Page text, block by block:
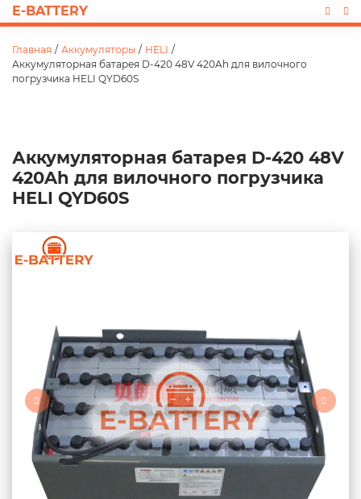
E-BATTERY
Главная / Аккумуляторы / HELI /
Аккумуляторная батарея D-420 48V 420Ah для вилочного
погрузчика HELI QYD60S
Аккумуляторная батарея D-420 48V
420Ah для вилочного погрузчика
HELI QYD60S